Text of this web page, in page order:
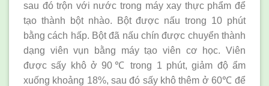
sau đó trộn với nước trong máy xay thực phẩm để
tạo thành bột nhào. Bột được nấu trong 10 phút
bằng cách hấp. Bột đã nấu chín được chuyển thành
dạng viên vụn bằng máy tạo viên cơ học. Viên
được sấy khô ở 90℃ trong 1 phút, giảm độ ẩm
xuống khoảng 18%, sau đó sấy khô thêm ở 60℃ để